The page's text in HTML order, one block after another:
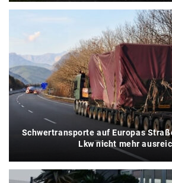
Schwertransporte auf Europas
Lkw nicht mehr